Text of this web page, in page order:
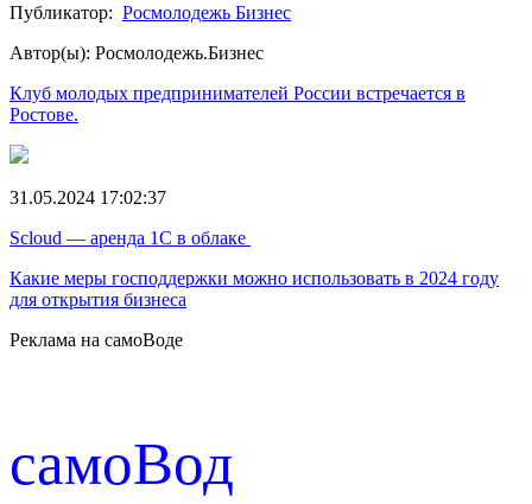
Публикатор: Росмолодежь Бизнес
Автор(ы): Росмолодежь.Бизнес
Клуб молодых предпринимателей России встречается в
Ростове.
31.05.2024 17:02:37
Scloud — аренда 1С в облаке
Какие меры господдержки можно использовать в 2024 году
для открытия бизнеса
Реклама на самоВоде
cамоВод